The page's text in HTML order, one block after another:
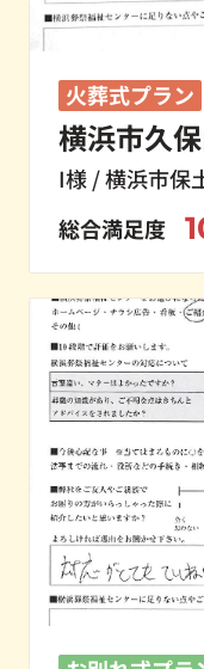
火葬式プラン
横浜市久
I様 / 横浜市保
総合満足度